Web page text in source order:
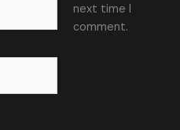
next time I
comment.